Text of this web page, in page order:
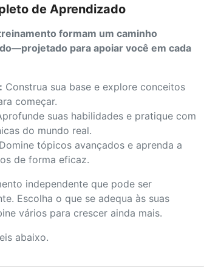
de Aprendizado
formam um caminho
para apoiar você em cada
Construa sua base e explore conceitos
começar.
suas habilidades e pratique com
do mundo real.
Domine tópicos avançados e aprenda a
de forma eficaz.
independente que pode ser
Escolha o que se adequa às suas
vários para crescer ainda mais.
abaixo.